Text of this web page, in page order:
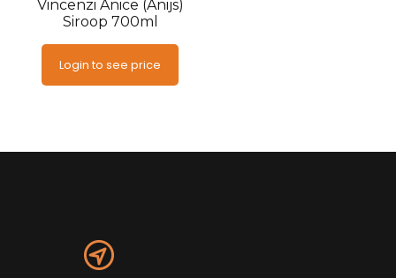
Vincenzi Anice (Anijs)
Siroop 700ml
Login to see price